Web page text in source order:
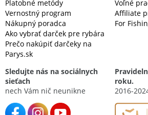
Platobné metódy
Vernostný program
Nákupný poradca
Ako vybrať darček pre rybára
Prečo nakúpiť darčeky na
Parys.sk
Voľné
Affiliate
For
Sledujte nás na sociálnych
sieťach
nech Vám nič neunikne
roku.
2016-